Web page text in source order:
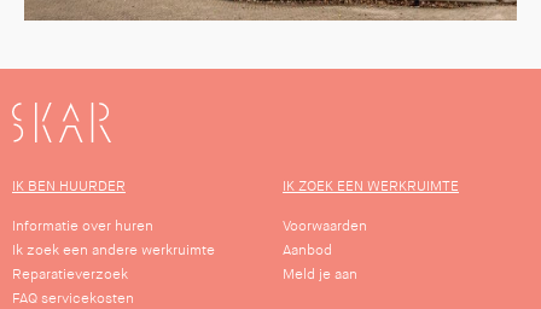
SKAR
IK BEN HUURDER
Informatie over huren
Ik zoek een andere werkruimte
Reparatieverzoek
FAQ servicekosten
IK ZOEK EEN WERKRUIMTE
Voorwaarden
Aanbod
Meld je aan